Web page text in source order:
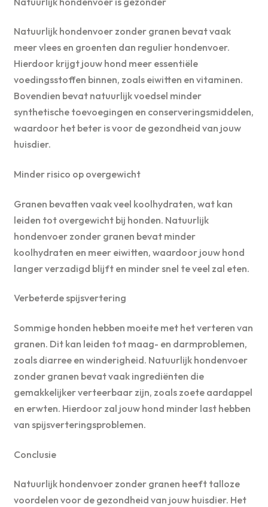
Natuurlijk hondenvoer zonder granen bevat vaak
meer vlees en groenten dan regulier hondenvoer.
Hierdoor krijgt jouw hond meer essentiële
voedingsstoffen binnen, zoals eiwitten en vitaminen.
Bovendien bevat natuurlijk voedsel minder
synthetische toevoegingen en conserveringsmiddelen,
waardoor het beter is voor de gezondheid van jouw
huisdier.
Minder risico op overgewicht
Granen bevatten vaak veel koolhydraten, wat kan
leiden tot overgewicht bij honden. Natuurlijk
hondenvoer zonder granen bevat minder
koolhydraten en meer eiwitten, waardoor jouw hond
langer verzadigd blijft en minder snel te veel zal eten.
Verbeterde spijsvertering
Sommige honden hebben moeite met het verteren van
granen. Dit kan leiden tot maag- en darmproblemen,
zoals diarree en winderigheid. Natuurlijk hondenvoer
zonder granen bevat vaak ingrediënten die
gemakkelijker verteerbaar zijn, zoals zoete aardappel
en erwten. Hierdoor zal jouw hond minder last hebben
van spijsverteringsproblemen.
Conclusie
Natuurlijk hondenvoer zonder granen heeft talloze
voordelen voor de gezondheid van jouw huisdier. Het